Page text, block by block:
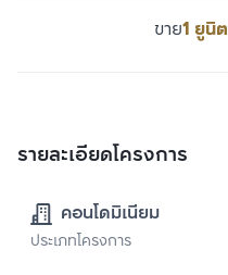
ขาย1 ยูนิต
รายละเอียดโครงการ
คอนโดมิเนียม
ประเภทโครงการ